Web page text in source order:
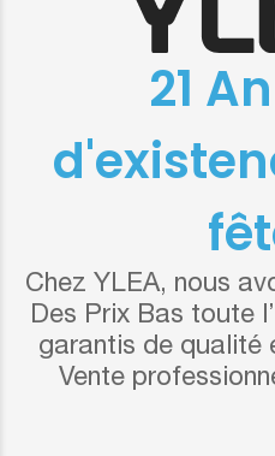
21
Chez YLEA, nous
Des Prix Bas toute
garantis de qualité
Vente